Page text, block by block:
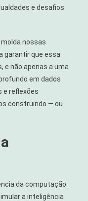
e desafios
nossas
garantir que essa
e não apenas a uma
em dados
e reflexões
construindo — ou
da computação
a inteligência